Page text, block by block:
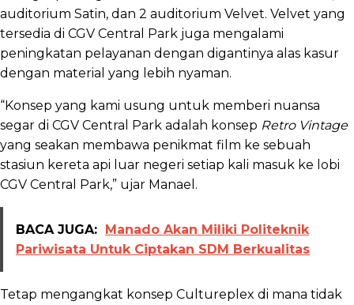
auditorium Satin, dan 2 auditorium Velvet. Velvet yang
tersedia di CGV Central Park juga mengalami
peningkatan pelayanan dengan digantinya alas kasur
dengan material yang lebih nyaman.
“Konsep yang kami usung untuk memberi nuansa
segar di CGV Central Park adalah konsep Retro Vintage
yang seakan membawa penikmat film ke sebuah
stasiun kereta api luar negeri setiap kali masuk ke lobi
CGV Central Park,” ujar Manael.
BACA JUGA: Manado Akan Miliki Politeknik
Pariwisata Untuk Ciptakan SDM Berkualitas
Tetap mengangkat konsep Cultureplex di mana tidak